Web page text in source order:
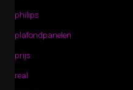
philips
plafondpanelen
prijs
real